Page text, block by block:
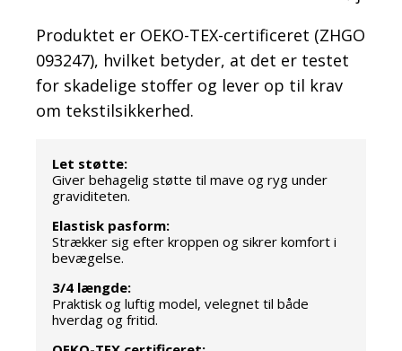
Produktet er OEKO-TEX-certificeret (ZHGO
093247), hvilket betyder, at det er testet
for skadelige stoffer og lever op til krav
om tekstilsikkerhed.
Let støtte:
Giver behagelig støtte til mave og ryg under
graviditeten.
Elastisk pasform:
Strækker sig efter kroppen og sikrer komfort i
bevægelse.
3/4 længde:
Praktisk og luftig model, velegnet til både
hverdag og fritid.